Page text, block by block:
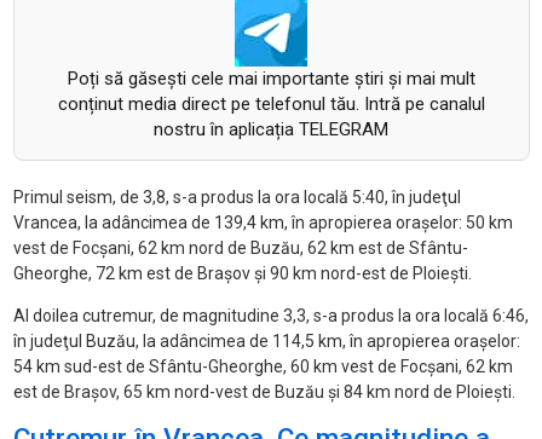
Poți să găsești cele mai importante știri și mai mult
conținut media direct pe telefonul tău. Intră pe canalul
nostru în aplicația TELEGRAM
Primul seism, de 3,8, s-a produs la ora locală 5:40, în judeţul
Vrancea, la adâncimea de 139,4 km, în apropierea oraşelor: 50 km
vest de Focşani, 62 km nord de Buzău, 62 km est de Sfântu-
Gheorghe, 72 km est de Braşov şi 90 km nord-est de Ploieşti.
Al doilea cutremur, de magnitudine 3,3, s-a produs la ora locală 6:46,
în judeţul Buzău, la adâncimea de 114,5 km, în apropierea oraşelor:
54 km sud-est de Sfântu-Gheorghe, 60 km vest de Focşani, 62 km
est de Braşov, 65 km nord-vest de Buzău şi 84 km nord de Ploieşti.